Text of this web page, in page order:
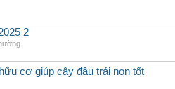
2
cơ giúp cây đậu trái non tốt